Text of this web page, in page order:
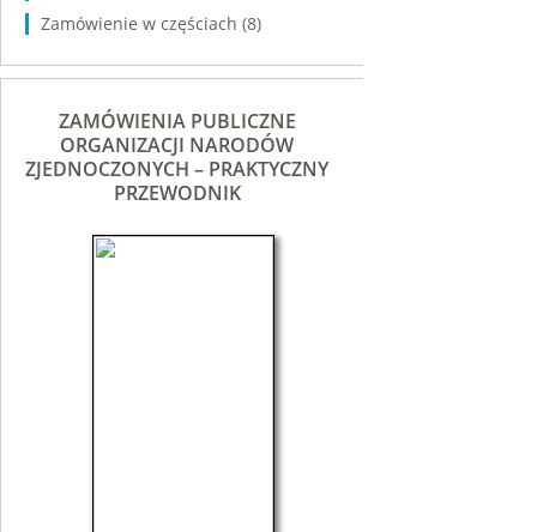
Zamówienie w częściach (8)
ZAMÓWIENIA PUBLICZNE
ORGANIZACJI NARODÓW
ZJEDNOCZONYCH – PRAKTYCZNY
PRZEWODNIK